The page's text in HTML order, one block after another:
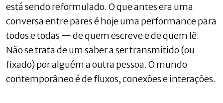
está sendo reformulado. O que antes era uma
conversa entre pares é hoje uma performance para
todos e todas — de quem escreve e de quem lê.
Não se trata de um saber a ser transmitido (ou
fixado) por alguém a outra pessoa. O mundo
contemporâneo é de fluxos, conexões e interações.